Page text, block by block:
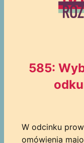
585:
W odcinku
omówienia